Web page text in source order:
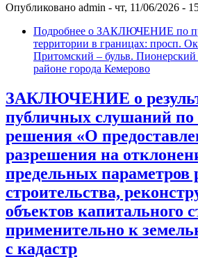
Опубликовано admin - чт, 11/06/2026 -
Подробнее о ЗАКЛЮЧЕНИЕ по
территории в границах: просп.
Притомский – бульв.
районе города Кемерово
ЗАКЛЮЧЕНИЕ о
публичных слушаний по
решения «О
разрешения на
предельных параметров
строительства,
объектов капитального
применительно к
с кадастр